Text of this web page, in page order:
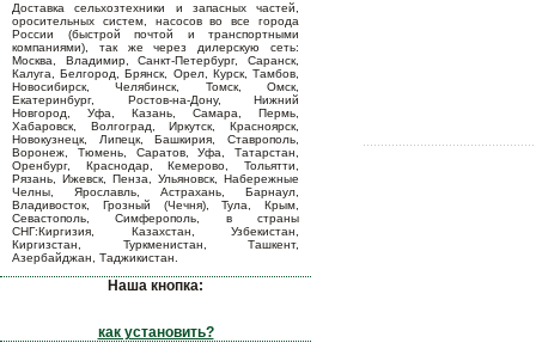
Доставка сельхозтехники и запасных частей,
оросительных систем, насосов во все города
России (быстрой почтой и транспортными
компаниями), так же через дилерскую сеть:
Москва, Владимир, Санкт-Петербург, Саранск,
Калуга, Белгород, Брянск, Орел, Курск, Тамбов,
Новосибирск, Челябинск, Томск, Омск,
Екатеринбург, Ростов-на-Дону, Нижний
Новгород, Уфа, Казань, Самара, Пермь,
Хабаровск, Волгоград, Иркутск, Красноярск,
Новокузнецк, Липецк, Башкирия, Ставрополь,
Воронеж, Тюмень, Саратов, Уфа, Татарстан,
Оренбург, Краснодар, Кемерово, Тольятти,
Рязань, Ижевск, Пенза, Ульяновск, Набережные
Челны, Ярославль, Астрахань, Барнаул,
Владивосток, Грозный (Чечня), Тула, Крым,
Севастополь, Симферополь, в страны
СНГ:Киргизия, Казахстан, Узбекистан,
Киргизстан, Туркменистан, Ташкент,
Азербайджан, Таджикистан.
Наша кнопка:
как установить?